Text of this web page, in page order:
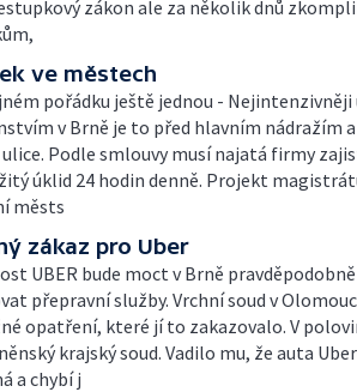
zákon ale za několik dnů
ve městech
pořádku ještě jednou -
v Brně je to před hlavním nádražím
Podle smlouvy musí najatá firmy
úklid 24 hodin denně. Projekt
městs
zákaz pro Uber
UBER bude moct v Brně
přepravní služby. Vrchní soud v
opatření, které jí to zakazovalo. V
krajský soud. Vadilo mu, že auta
a chybí j